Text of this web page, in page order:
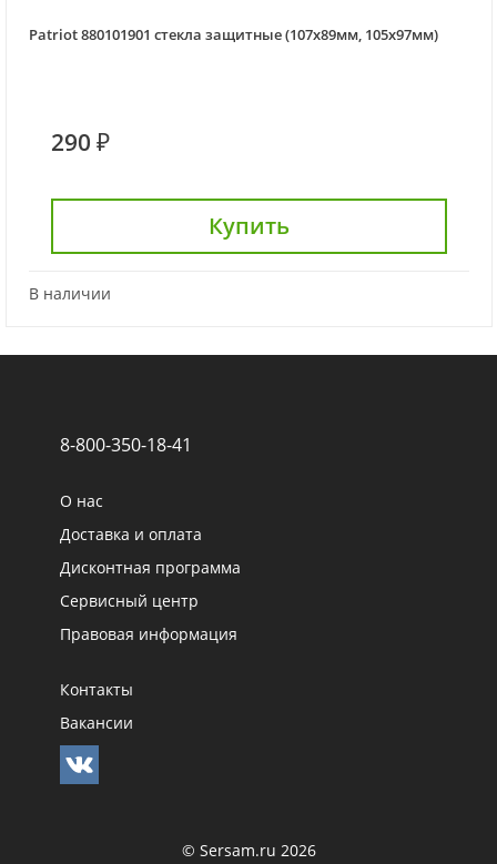
Patriot 880101901 стекла защитные (107х89мм, 105х97мм)
290 ₽
Купить
В наличии
8-800-350-18-41
О нас
Доставка и оплата
Дисконтная программа
Сервисный центр
Правовая информация
Контакты
Вакансии
© Sersam.ru 2026